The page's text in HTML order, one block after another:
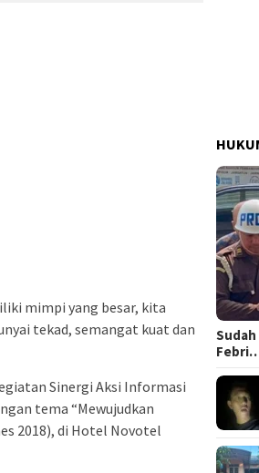
mimpi yang besar, kita
tekad, semangat kuat dan
Sinergi Aksi Informasi
tema “Mewujudkan
2018), di Hotel Novotel
Sudah